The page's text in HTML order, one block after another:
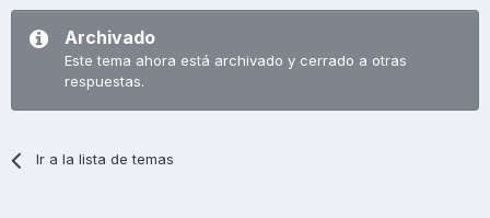
Archivado
Este tema ahora está archivado y cerrado a otras
respuestas.
Ir a la lista de temas